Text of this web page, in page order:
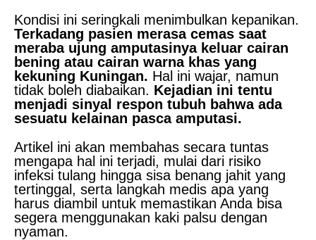
Kondisi ini seringkali menimbulkan kepanikan.
Terkadang pasien merasa cemas saat
meraba ujung amputasinya keluar cairan
bening atau cairan warna khas yang
kekuning Kuningan. Hal ini wajar, namun
tidak boleh diabaikan. Kejadian ini tentu
menjadi sinyal respon tubuh bahwa ada
sesuatu kelainan pasca amputasi.
Artikel ini akan membahas secara tuntas
mengapa hal ini terjadi, mulai dari risiko
infeksi tulang hingga sisa benang jahit yang
tertinggal, serta langkah medis apa yang
harus diambil untuk memastikan Anda bisa
segera menggunakan kaki palsu dengan
nyaman.